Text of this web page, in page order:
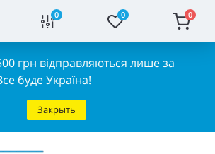
0 0 0
грн відправляються лише за
буде Україна!
Закрыть